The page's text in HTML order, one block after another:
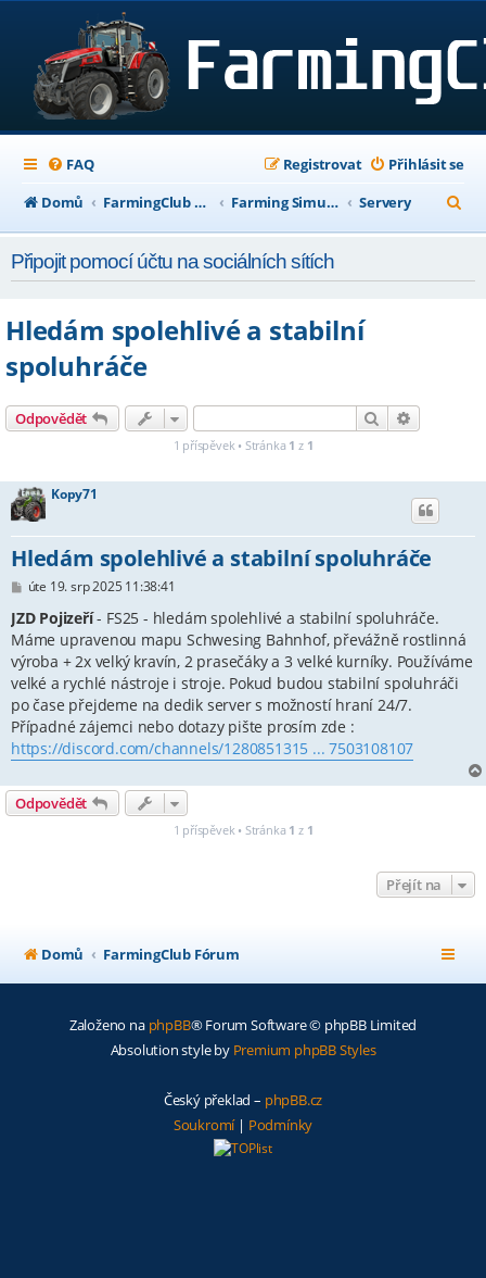
FAQ Přihlásit se
Registrovat
Domů
FarmingClub Fórum Farming Simulator 22 Servery
l
Připojit pomocí účtu na sociálních sítích
Hledám spolehlivé a stabilní
spoluhráče
Odpovědět Hledat
1 příspěvek • Stránka 1 z 1
Kopy71
Hledám spolehlivé a stabilní spoluhráče
P
í
s
p
ě
v
e
k
úte 19. srp 2025 11:38:41
JZD Pojizeří- FS25 - hledám spolehlivé a stabilní spoluhráče.
Máme upravenou mapu Schwesing Bahnhof, převážně rostlinná
výroba + 2x velký kravín, 2 prasečáky a 3 velké kurníky. Používáme
velké a rychlé nástroje i stroje. Pokud budou stabilní spoluhráči
po čase přejdeme na dedik server s možností hraní 24/7.
Případné zájemci nebo dotazy pište prosím zde :
https://discord.com/channels/1280851315 ... 7503108107
Odpovědět
1 příspěvek • Stránka 1 z 1
Přejít na
Domů FarmingClub Fórum
Založeno na phpBB® Forum Software © phpBB Limited
Absolution style by Premium phpBB Styles
Český překlad – phpBB.cz
Soukromí| Podmínky